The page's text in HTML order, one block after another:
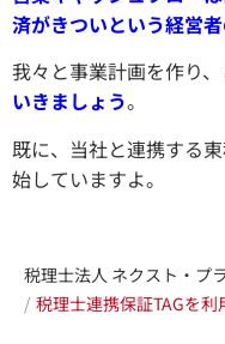
済がきついという経営
我々と事業計画を作り、
いきましょう。
既に、当社と連携する
始していますよ。
税理士法人 ネクスト・プ
税理士連携保証TAGを